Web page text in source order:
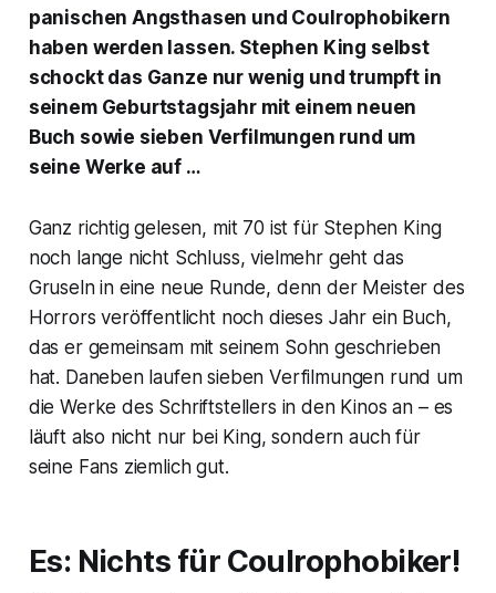
panischen Angsthasen und Coulrophobikern
haben werden lassen. Stephen King selbst
schockt das Ganze nur wenig und trumpft in
seinem Geburtstagsjahr mit einem neuen
Buch sowie sieben Verfilmungen rund um
seine Werke auf …
Ganz richtig gelesen, mit 70 ist für Stephen King
noch lange nicht Schluss, vielmehr geht das
Gruseln in eine neue Runde, denn der Meister des
Horrors veröffentlicht noch dieses Jahr ein Buch,
das er gemeinsam mit seinem Sohn geschrieben
hat. Daneben laufen sieben Verfilmungen rund um
die Werke des Schriftstellers in den Kinos an – es
läuft also nicht nur bei King, sondern auch für
seine Fans ziemlich gut.
Es: Nichts für Coulrophobiker!